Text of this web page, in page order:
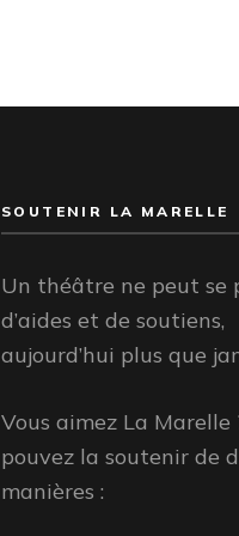
SOUTENIR LA MARELLE
Un théâtre ne peut se
d’aides et de soutiens,
aujourd’hui plus que
Vous aimez La Marelle
pouvez la soutenir de
manières :